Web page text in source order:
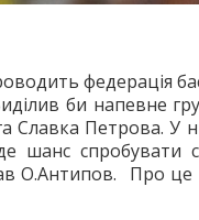
федерація
би напевне
Славка Петрова. У
спробувати
О.Антипов. Про